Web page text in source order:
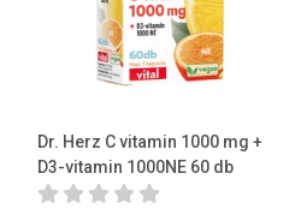
Dr. Herz C vitamin 1000 mg +
D3-vitamin 1000NE 60 db